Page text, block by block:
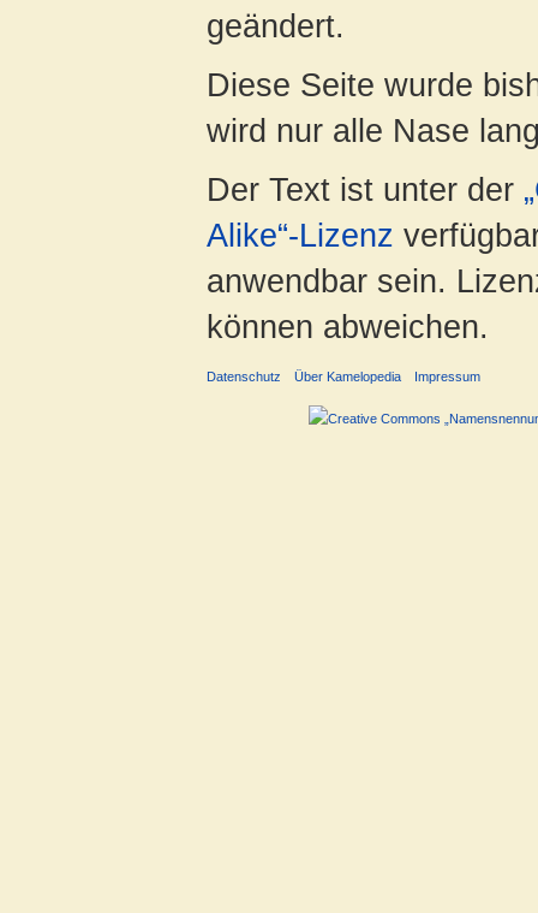
geändert.
Diese Seite wurde
wird nur alle Nase
Der Text ist unter der
Alike“-Lizenz
anwendbar sein.
können abweichen.
Datenschutz Über Kamelopedia Impressum